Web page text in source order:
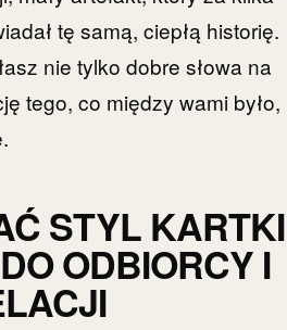
tę samą, ciepłą historię.
nie tylko dobre słowa na
tego, co między wami było,
STYL KARTKI
ODBIORCY I